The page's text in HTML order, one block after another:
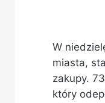
W
miasta,
zakupy.
który